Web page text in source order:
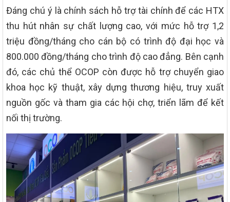
Đáng chú ý là chính sách hỗ trợ tài chính để các HTX
thu hút nhân sự chất lượng cao, với mức hỗ trợ 1,2
triệu đồng/tháng cho cán bộ có trình độ đại học và
800.000 đồng/tháng cho trình độ cao đẳng. Bên cạnh
đó, các chủ thể OCOP còn được hỗ trợ chuyển giao
khoa học kỹ thuật, xây dựng thương hiệu, truy xuất
nguồn gốc và tham gia các hội chợ, triển lãm để kết
nối thị trường.